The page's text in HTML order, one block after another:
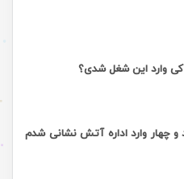
کی وارد این شغل شدی؟
چهار وارد اداره آتش نشانی شدم